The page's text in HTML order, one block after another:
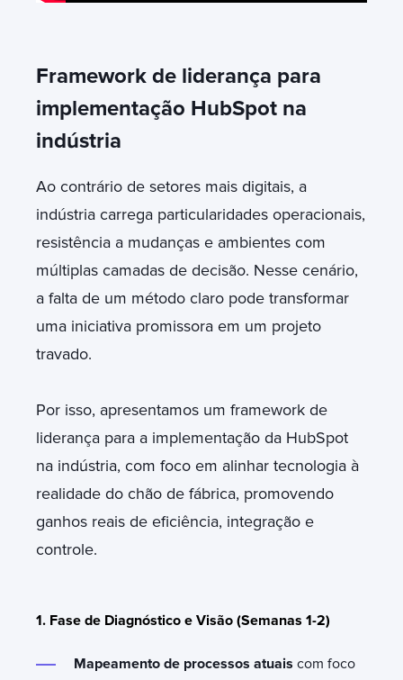
Framework de liderança para
implementação HubSpot na
indústria
Ao contrário de setores mais digitais, a
indústria carrega particularidades operacionais,
resistência a mudanças e ambientes com
múltiplas camadas de decisão. Nesse cenário,
a falta de um método claro pode transformar
uma iniciativa promissora em um projeto
travado.
Por isso, apresentamos um framework de
liderança para a implementação da HubSpot
na indústria, com foco em alinhar tecnologia à
realidade do chão de fábrica, promovendo
ganhos reais de eficiência, integração e
controle.
1. Fase de Diagnóstico e Visão (Semanas 1-2)
Mapeamento de processos atuais com foco